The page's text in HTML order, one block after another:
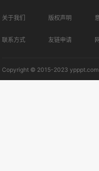
关于我们 版权声明
联系方式 友链申请
Copyright © 2015-2023 ypppt.com